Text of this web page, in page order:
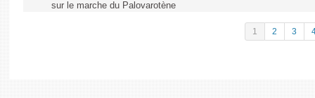
sur le marche du Palovarotène
1 2 3